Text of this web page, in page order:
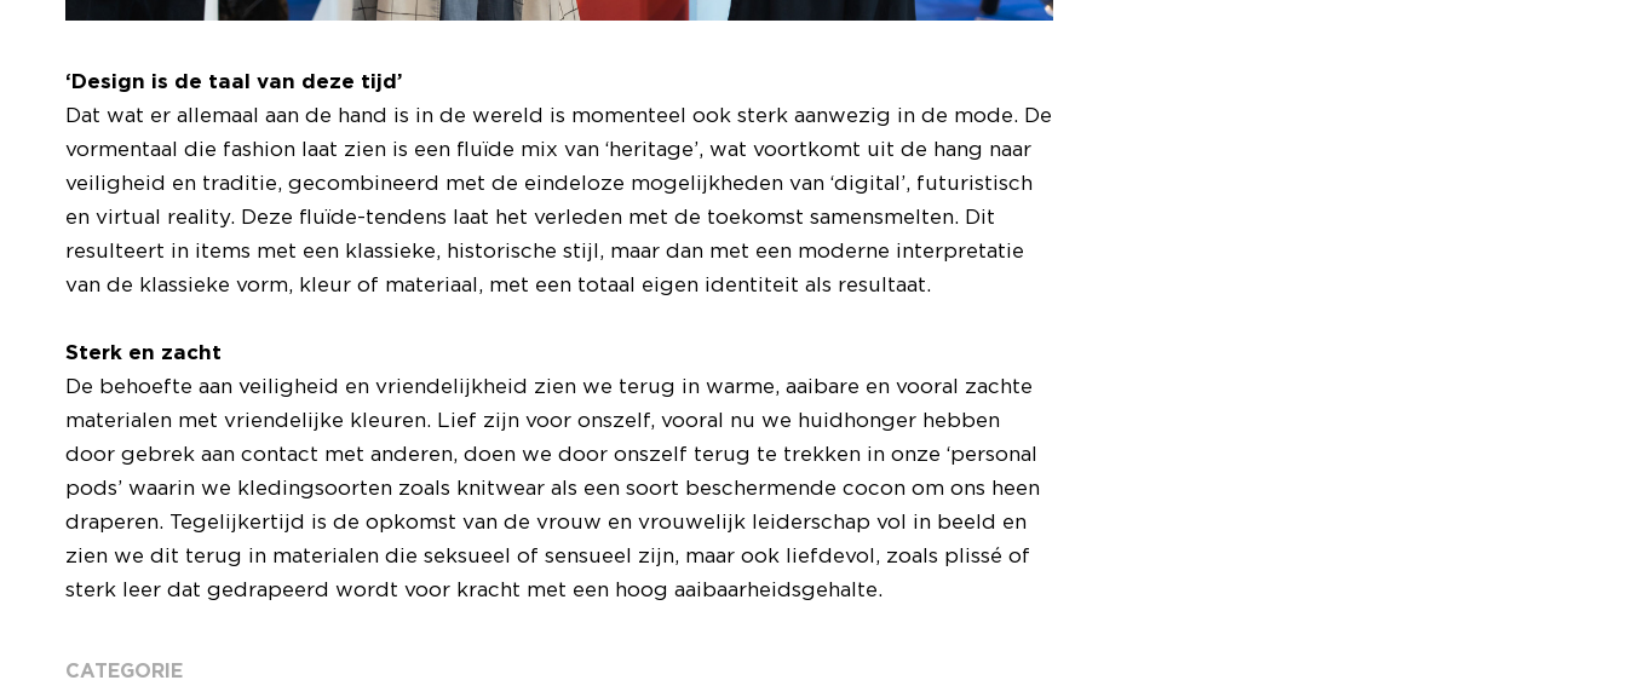
‘Design is de taal van deze tijd’
Dat wat er allemaal aan de hand is in de wereld is momenteel ook sterk aanwezig in de mode. De
vormentaal die fashion laat zien is een fluïde mix van ‘heritage’, wat voortkomt uit de hang naar
veiligheid en traditie, gecombineerd met de eindeloze mogelijkheden van ‘digital’, futuristisch
en virtual reality. Deze fluïde-tendens laat het verleden met de toekomst samensmelten. Dit
resulteert in items met een klassieke, historische stijl, maar dan met een moderne interpretatie
van de klassieke vorm, kleur of materiaal, met een totaal eigen identiteit als resultaat.
Sterk en zacht
De behoefte aan veiligheid en vriendelijkheid zien we terug in warme, aaibare en vooral zachte
materialen met vriendelijke kleuren. Lief zijn voor onszelf, vooral nu we huidhonger hebben
door gebrek aan contact met anderen, doen we door onszelf terug te trekken in onze ‘personal
pods’ waarin we kledingsoorten zoals knitwear als een soort beschermende cocon om ons heen
draperen. Tegelijkertijd is de opkomst van de vrouw en vrouwelijk leiderschap vol in beeld en
zien we dit terug in materialen die seksueel of sensueel zijn, maar ook liefdevol, zoals plissé of
sterk leer dat gedrapeerd wordt voor kracht met een hoog aaibaarheidsgehalte.
CATEGORIE